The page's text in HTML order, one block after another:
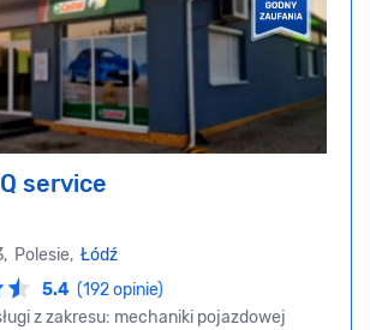
service
Polesie, Łódź
5.4 (192 opinie)
z zakresu: mechaniki pojazdowej